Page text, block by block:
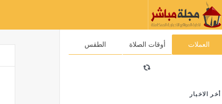
العملات أوقات الصلاة الطقس
أخر الاخبار